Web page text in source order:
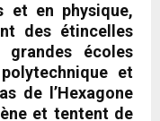
et en physique,
des étincelles
grandes écoles
et
de l’Hexagone
et tentent de